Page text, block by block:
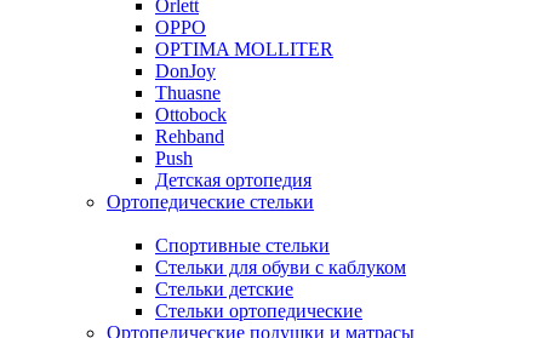
Orlett
OPPO
OPTIMA MOLLITER
DonJoy
Thuasne
Ottobock
Rehband
Push
Детская ортопедия
Ортопедические стельки
Спортивные стельки
Стельки для обуви с каблуком
Стельки детские
Стельки ортопедические
Ортопедические подушки и матрасы